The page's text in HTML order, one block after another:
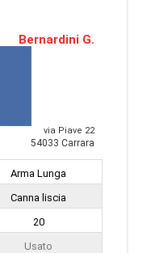
Bernardini G.
via Piave 22
54033 Carrara
Arma Lunga
Canna liscia
20
Usato